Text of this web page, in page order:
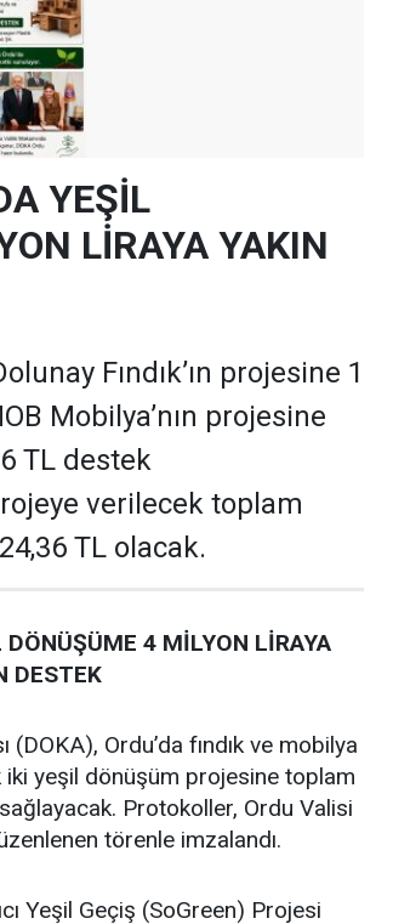
YEŞİL
LİRAYA YAKIN
Fındık’ın projesine 1
Mobilya’nın projesine
TL destek
verilecek toplam
TL olacak.
DÖNÜŞÜME 4 MİLYON LİRAYA
DESTEK
Ordu’da fındık ve mobilya
yeşil dönüşüm projesine toplam
Protokoller, Ordu Valisi
törenle imzalandı.
Yeşil Geçiş (SoGreen) Projesi